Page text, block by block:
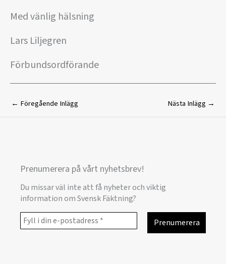
Med vänlig hälsning
Lars Liljegren
Förbundsordförande
← Föregående Inlägg Nästa Inlägg →
Prenumerera på vårt nyhetsbrev!
Du missar väl inte att få nyheter och viktig
information om Svensk Fäktning?